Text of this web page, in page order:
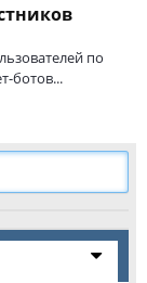
по
ботов...